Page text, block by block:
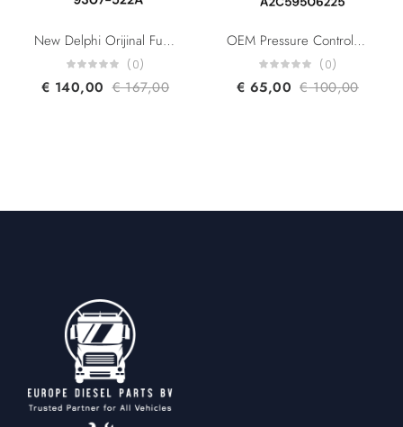
New Delphi Orijinal Fuel Rail Pressure Control Valve 9307-522A 9307522A 200BAR For Mercedes Benz C E Class
(0)
€ 140,00 €167,00
OEM Pressure Control Valve A2C59506225 X39-800-300-005Z X39800300005Z For Citroen C3 C4 C5 C8 1.4L Ford C-Max Focus Galaxy Mondeo S-Max Tourneo Connect Transit Connect 1.8L
(0)
€ 65,00 €100,00